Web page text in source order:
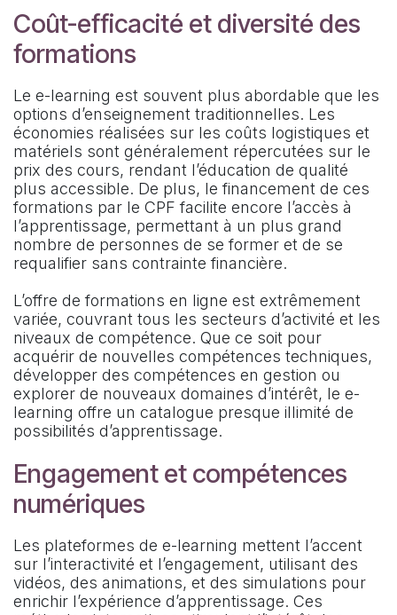
Coût-efficacité et diversité des
formations
Le e-learning est souvent plus abordable que les
options d’enseignement traditionnelles. Les
économies réalisées sur les coûts logistiques et
matériels sont généralement répercutées sur le
prix des cours, rendant l’éducation de qualité
plus accessible. De plus, le financement de ces
formations par le CPF facilite encore l’accès à
l’apprentissage, permettant à un plus grand
nombre de personnes de se former et de se
requalifier sans contrainte financière.
L’offre de formations en ligne est extrêmement
variée, couvrant tous les secteurs d’activité et les
niveaux de compétence. Que ce soit pour
acquérir de nouvelles compétences techniques,
développer des compétences en gestion ou
explorer de nouveaux domaines d’intérêt, le e-
learning offre un catalogue presque illimité de
possibilités d’apprentissage.
Engagement et compétences
numériques
Les plateformes de e-learning mettent l’accent
sur l’interactivité et l’engagement, utilisant des
vidéos, des animations, et des simulations pour
enrichir l’expérience d’apprentissage. Ces